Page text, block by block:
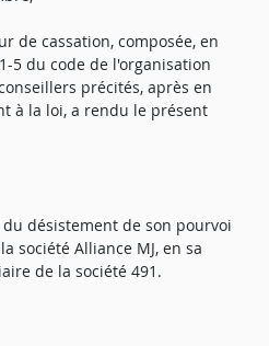
de cassation, composée, en
5 du code de l'organisation
précités, après en
à la loi, a rendu le présent
désistement de son pourvoi
société Alliance MJ, en sa
de la société 491.